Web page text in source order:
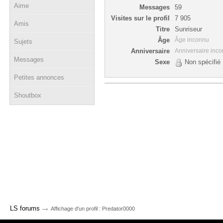
Aime
Amis
Sujets
Messages
Petites annonces
Shoutbox
Messages
59
Visites sur le profil
7 905
Titre
Sunriseur
Âge
Âge inconnu
Anniversaire Anniversaire
Sexe Non spécifié
LS forums → Affichage d'un profil : Predator0000